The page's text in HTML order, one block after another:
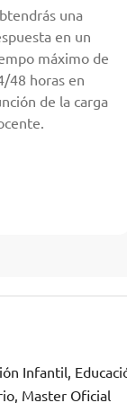
una
en un
máximo de
48 horas en
de la carga
Infantil,
Master Oficial